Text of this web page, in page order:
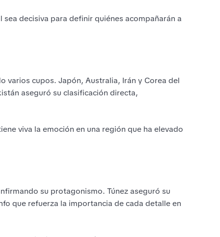
decisiva para definir quiénes acompañarán a
varios cupos. Japón, Australia, Irán y Corea del
aseguró su clasificación directa,
viva la emoción en una región que ha elevado
su protagonismo. Túnez aseguró su
que refuerza la importancia de cada detalle en